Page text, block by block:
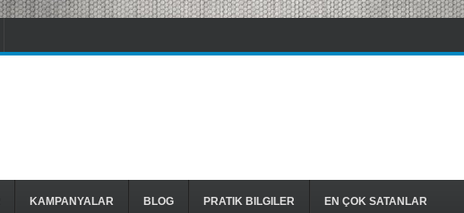
KAMPANYALAR BLOG PRATIK BILGILER EN ÇOK SATANLAR